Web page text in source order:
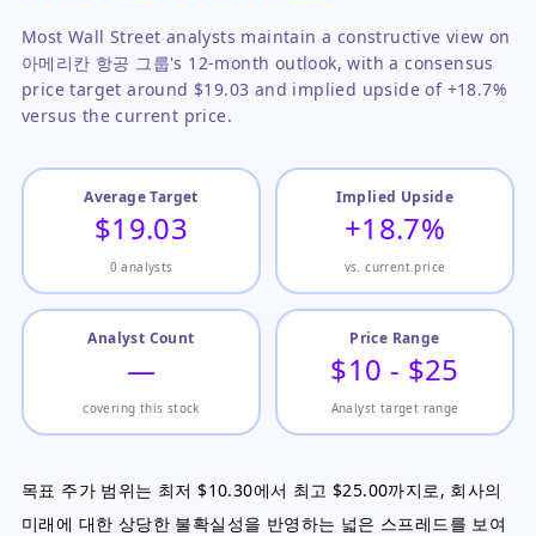
Most Wall Street analysts maintain a constructive view on
아메리칸 항공 그룹's 12-month outlook, with a consensus
price target around $19.03 and implied upside of +18.7%
versus the current price.
Average Target
$19.03
0 analysts
Implied Upside
+18.7%
vs. current price
Analyst Count
—
covering this stock
Price Range
$10 - $25
Analyst target range
목표 주가 범위는 최저 $10.30에서 최고 $25.00까지로, 회사의
미래에 대한 상당한 불확실성을 반영하는 넓은 스프레드를 보여